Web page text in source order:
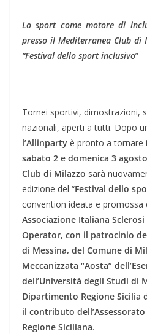
Lo sport come motore di
presso il Mediterranea Club
“Festival dello sport inclusivo”
Tornei sportivi, dimostrazioni,
nazionali, aperti a tutti. Dopo
l’Allinparty è pronto a tornare
sabato 2 e domenica 3
Club di Milazzo sarà
edizione del “Festival dello
convention ideata e promossa
Associazione Italiana
Operator, con il patrocinio
di Messina, del Comune di
Meccanizzata “Aosta”
dell’Università degli Studi di
Dipartimento Regione Sicilia
il contributo
Regione Siciliana.